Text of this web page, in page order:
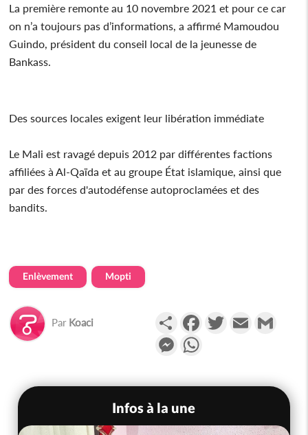
La première remonte au 10 novembre 2021 et pour ce car
on n’a toujours pas d’informations, a affirmé Mamoudou
Guindo, président du conseil local de la jeunesse de
Bankass.
Des sources locales exigent leur libération immédiate
Le Mali est ravagé depuis 2012 par différentes factions
affiliées à Al-Qaïda et au groupe État islamique, ainsi que
par des forces d'autodéfense autoproclamées et des
bandits.
Enlèvement Mopti
Par Koaci PartagerFacebookTwitterEmail
Messenger
Infos à la une